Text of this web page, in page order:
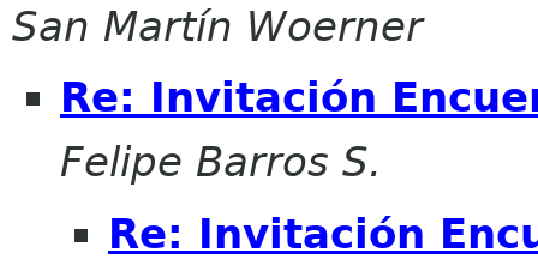
San Martín Woerner
Re: Invitación
Felipe Barros S.
Re: Invitación